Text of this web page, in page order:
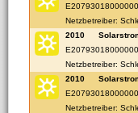
Netzbetreiber:
2010
Netzbetreiber:
2010
Netzbetreiber: